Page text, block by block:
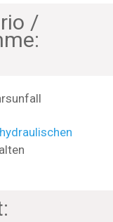
/
hydraulischen